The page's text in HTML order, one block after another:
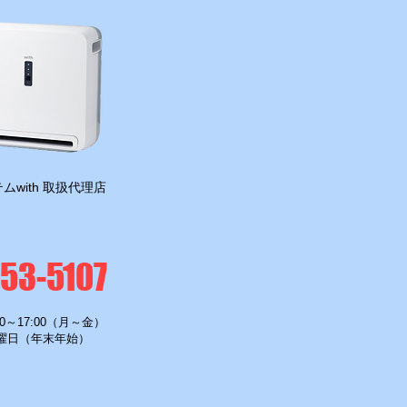
with 取扱代理店
5107
17:00（月～金）
日（年末年始）